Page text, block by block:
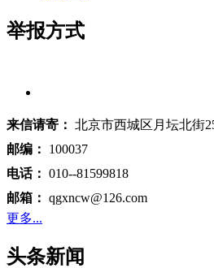
举报方式
来信请寄： 北京市西城区月坛北街
邮编： 100037
电话： 010--81599818
邮箱： qgxncw@126.com
更多...
头条新闻